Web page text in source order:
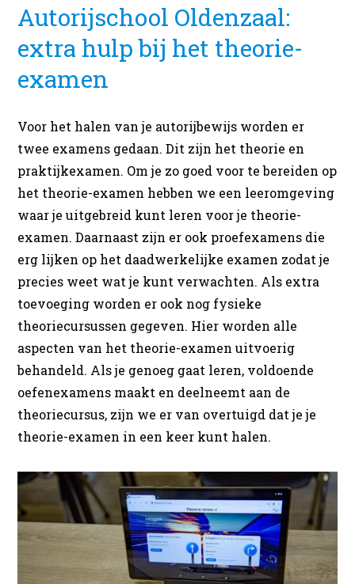
Autorijschool Oldenzaal:
extra hulp bij het theorie-
examen
Voor het halen van je autorijbewijs worden er
twee examens gedaan. Dit zijn het theorie en
praktijkexamen. Om je zo goed voor te bereiden op
het theorie-examen hebben we een leeromgeving
waar je uitgebreid kunt leren voor je theorie-
examen. Daarnaast zijn er ook proefexamens die
erg lijken op het daadwerkelijke examen zodat je
precies weet wat je kunt verwachten. Als extra
toevoeging worden er ook nog fysieke
theoriecursussen gegeven. Hier worden alle
aspecten van het theorie-examen uitvoerig
behandeld. Als je genoeg gaat leren, voldoende
oefenexamens maakt en deelneemt aan de
theoriecursus, zijn we er van overtuigd dat je je
theorie-examen in een keer kunt halen.